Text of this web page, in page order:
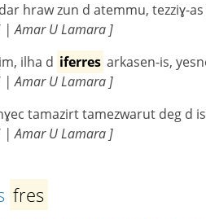
hraw zun d atemmu, tezziɣ-
Amar U Lamara ]
ilha d iferres arkasen-is,
Amar U Lamara ]
tamazirt tamezwarut deg d
Amar U Lamara ]
fres